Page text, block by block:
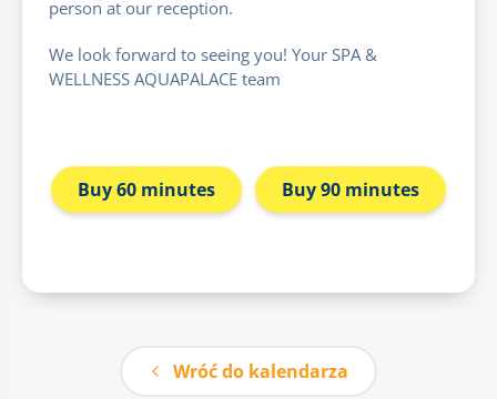
person at our reception.
We look forward to seeing you! Your SPA &
WELLNESS AQUAPALACE team
Buy 60 minutes Buy 90 minutes
Wróć do kalendarza